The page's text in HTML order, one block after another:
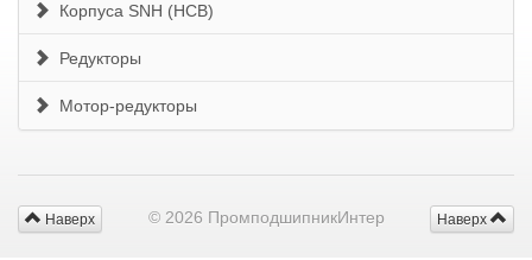
Корпуса SNH (HCB)
Редукторы
Мотор-редукторы
Наверх
Наверх © 2026 ПромподшипникИнтер